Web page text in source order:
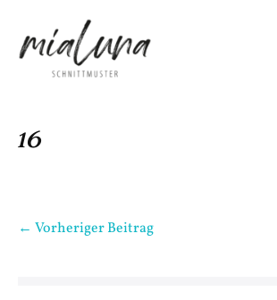
Inhalt
springen
16
Beitragsnavigation
← Vorheriger Beitrag